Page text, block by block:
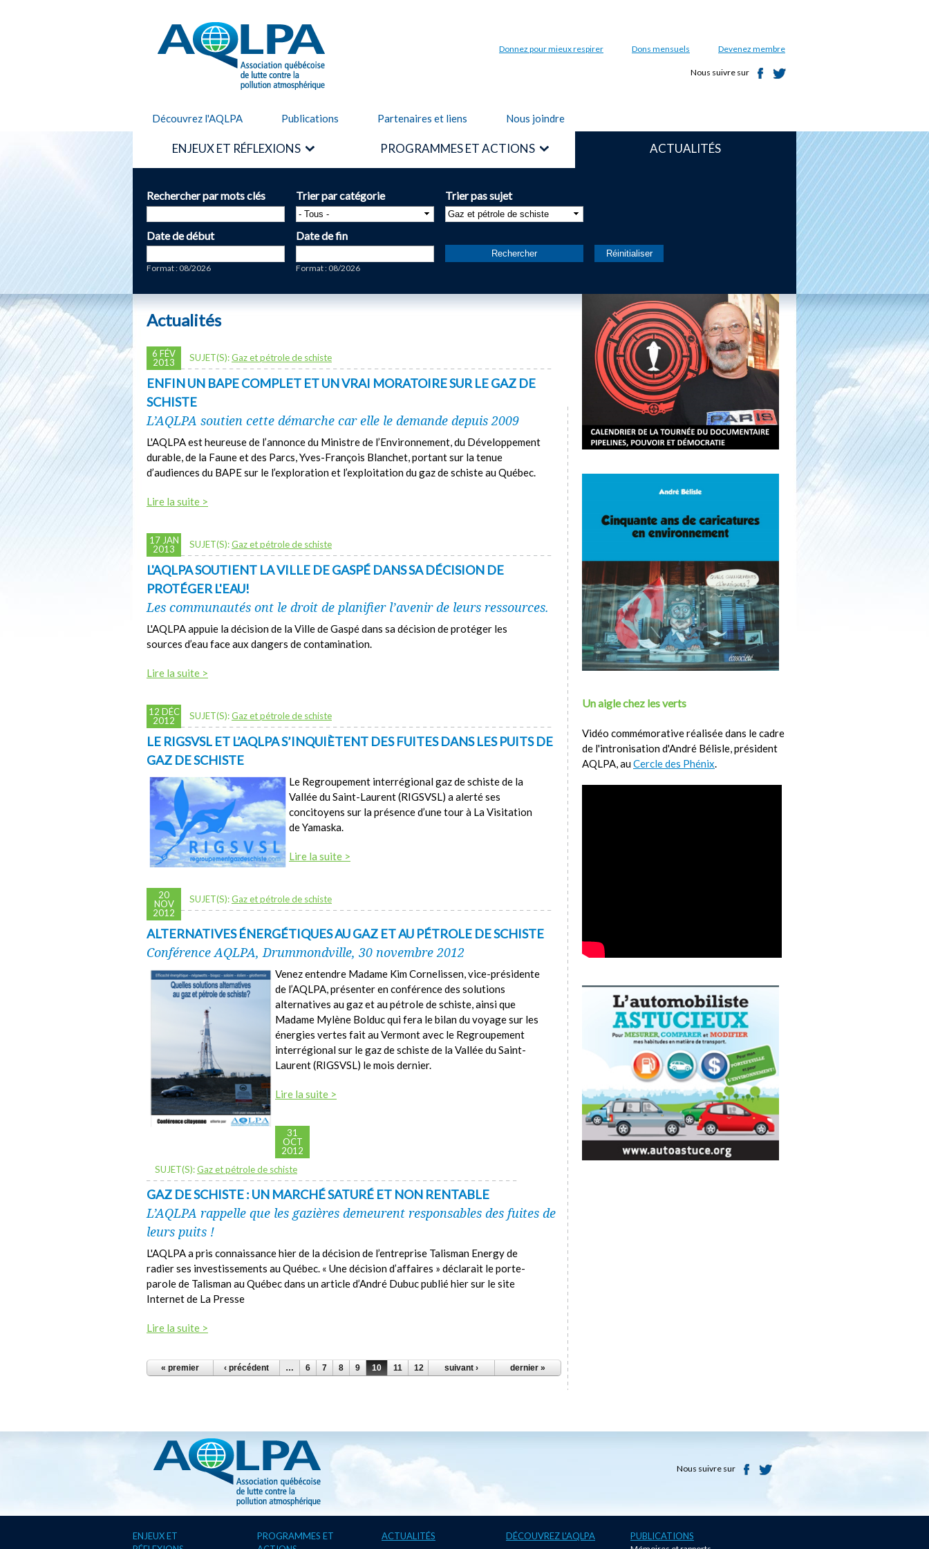
AQLPA Donnez pour mieux respirer Dons mensuels Devenez membre
Nous suivre sur
Découvrez l'AQLPA Publications Partenaires et liens Nous joindre
ENJEUX ET RÉFLEXIONS PROGRAMMES ET ACTIONS ACTUALITÉS
Rechercher par mots clés Trier par catégorie Trier pas sujet
Date de début
Format : 08/2026
Date de fin
Format : 08/2026
Actualités
6 FÉV
2013
SUJET(S):Gaz et pétrole de schiste
ENFIN UN BAPE COMPLET ET UN VRAI MORATOIRE SUR LE GAZ DE
SCHISTE
L’AQLPA soutien cette démarche car elle le demande depuis 2009
L'AQLPA est heureuse de l’annonce du Ministre de l’Environnement, du Développement
durable, de la Faune et des Parcs, Yves-François Blanchet, portant sur la tenue
d’audiences du BAPE sur le l’exploration et l’exploitation du gaz de schiste au Québec.
Lire la suite >
17 JAN
2013
SUJET(S):Gaz et pétrole de schiste
L'AQLPA SOUTIENT LA VILLE DE GASPÉ DANS SA DÉCISION DE
PROTÉGER L'EAU!
Les communautés ont le droit de planifier l’avenir de leurs ressources.
L'AQLPA appuie la décision de la Ville de Gaspé dans sa décision de protéger les
sources d’eau face aux dangers de contamination.
Lire la suite >
12 DÉC
2012
SUJET(S):Gaz et pétrole de schiste
LE RIGSVSL ET L’AQLPA S’INQUIÈTENT DES FUITES DANS LES PUITS DE
GAZ DE SCHISTE
Le Regroupement interrégional gaz de schiste de la
Vallée du Saint-Laurent (RIGSVSL) a alerté ses
concitoyens sur la présence d’une tour à La Visitation
de Yamaska.
Lire la suite >
20
NOV
2012
SUJET(S):Gaz et pétrole de schiste
ALTERNATIVES ÉNERGÉTIQUES AU GAZ ET AU PÉTROLE DE SCHISTE
Conférence AQLPA, Drummondville, 30 novembre 2012
Venez entendre Madame Kim Cornelissen, vice-présidente
de l’AQLPA, présenter en conférence des solutions
alternatives au gaz et au pétrole de schiste, ainsi que
Madame Mylène Bolduc qui fera le bilan du voyage sur les
énergies vertes fait au Vermont avec le Regroupement
interrégional sur le gaz de schiste de la Vallée du Saint-
Laurent (RIGSVSL) le mois dernier.
Lire la suite >
31
OCT
2012
SUJET(S):Gaz et pétrole de schiste
GAZ DE SCHISTE : UN MARCHÉ SATURÉ ET NON RENTABLE
L’AQLPA rappelle que les gazières demeurent responsables des fuites de
leurs puits !
L'AQLPA a pris connaissance hier de la décision de l’entreprise Talisman Energy de
radier ses investissements au Québec. « Une décision d’affaires » déclarait le porte-
parole de Talisman au Québec dans un article d’André Dubuc publié hier sur le site
Internet de La Presse
Lire la suite >
PAGES
« premier ‹ précédent … 6 7 8 9 10 11 12 13 14
suivant › dernier »
Un aigle chez les verts
Vidéo commémorative réalisée dans le cadre
de l'intronisation d'André Bélisle, président
AQLPA, auCercle des Phénix.
Nous suivre sur
ENJEUX ET
PROGRAMMES ET
ACTUALITÉS DÉCOUVREZ L'AQLPA PUBLICATIONS